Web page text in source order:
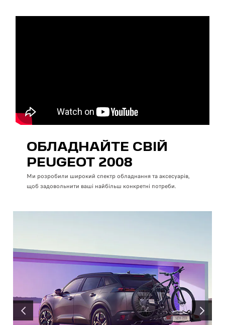
ОБЛАДНАЙТЕ СВІЙ
PEUGEOT 2008
Ми розробили широкий спектр обладнання та аксесуарів,
щоб задовольнити ваші найбільш конкретні потреби.
ПОПЕРЕДНІЙ